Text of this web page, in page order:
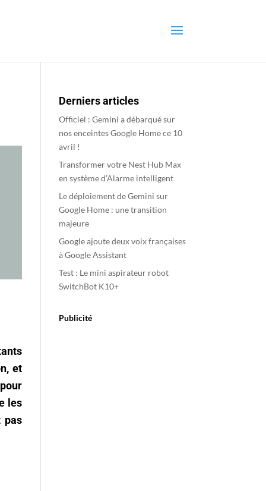
et
les
pas
Derniers articles
Officiel : Gemini a débarqué sur
nos enceintes Google Home ce 10
avril !
Transformer votre Nest Hub Max
en système d’Alarme intelligent
Le déploiement de Gemini sur
Google Home : une transition
majeure
Google ajoute deux voix françaises
à Google Assistant
Test : Le mini aspirateur robot
SwitchBot K10+
Publicité